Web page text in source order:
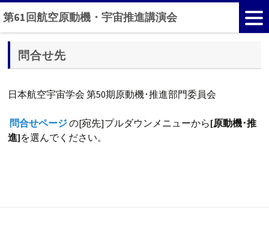
第61回航空原動機・宇宙推進講演会
問合せ先
日本航空宇宙学会 第50期原動機･推進部門委員会
問合せページの[宛先]プルダウンメニューから[原動機･推
進]を選んでください。